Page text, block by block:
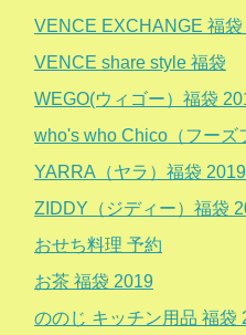
VENCE EXCHANGE 福袋
VENCE share style 福袋
WEGO(ウィゴー）福袋
who's who Chico（フーズ
YARRA（ヤラ）福袋 2019
ZIDDY（ジディー）福袋
おせち料理 予約
お茶 福袋 2019
ののじ キッチン用品 福袋